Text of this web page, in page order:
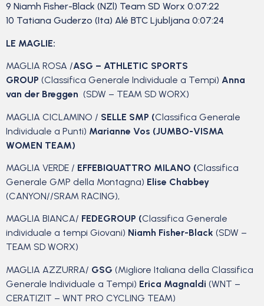
9 Niamh Fisher-Black (NZl) Team SD Worx 0:07:22
10 Tatiana Guderzo (Ita) Alé BTC Ljubljana 0:07:24
LE MAGLIE:
MAGLIA ROSA /ASG – ATHLETIC SPORTS
GROUP (Classifica Generale Individuale a Tempi) Anna
van der Breggen (SDW – TEAM SD WORX)
MAGLIA CICLAMINO / SELLE SMP (Classifica Generale
Individuale a Punti) Marianne Vos (JUMBO-VISMA
WOMEN TEAM)
MAGLIA VERDE / EFFEBIQUATTRO MILANO (Classifica
Generale GMP della Montagna) Elise Chabbey
(CANYON//SRAM RACING),
MAGLIA BIANCA/ FEDEGROUP (Classifica Generale
individuale a tempi Giovani) Niamh Fisher-Black (SDW –
TEAM SD WORX)
MAGLIA AZZURRA/ GSG (Migliore Italiana della Classifica
Generale Individuale a Tempi) Erica Magnaldi (WNT –
CERATIZIT – WNT PRO CYCLING TEAM)